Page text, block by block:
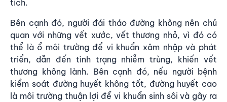
tích.
Bên cạnh đó, người đái tháo đường không nên chủ
quan với những vết xước, vết thương nhỏ, vì đó có
thể là ổ môi trường để vi khuẩn xâm nhập và phát
triển, dẫn đến tình trạng nhiễm trùng, khiến vết
thương không lành. Bên cạnh đó, nếu người bệnh
kiểm soát đường huyết không tốt, đường huyết cao
là môi trường thuận lợi để vi khuẩn sinh sôi và gây ra